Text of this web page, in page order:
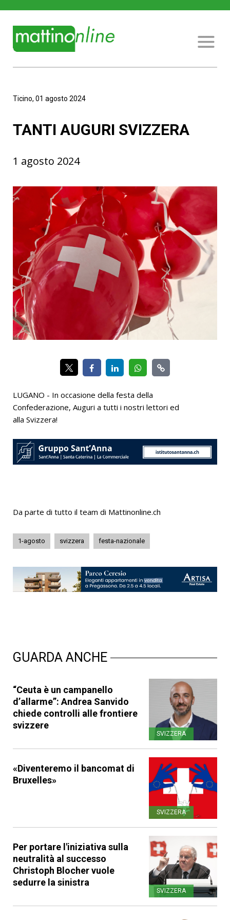
Ticino, 01 agosto 2024
TANTI AUGURI SVIZZERA
1 agosto 2024
LUGANO - In occasione della festa della
Confederazione, Auguri a tutti i nostri lettori ed
alla Svizzera!
Da parte di tutto il team di Mattinonline.ch
1-agosto svizzera festa-nazionale
GUARDA ANCHE
“Ceuta è un campanello
d’allarme”: Andrea Sanvido
chiede controlli alle frontiere
svizzere
SVIZZERA
«Diventeremo il bancomat di
Bruxelles»
SVIZZERA
Per portare l'iniziativa sulla
neutralità al successo
Christoph Blocher vuole
sedurre la sinistra
SVIZZERA